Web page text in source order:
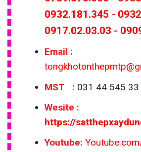
gãy khi chịu tác động mạnh.
Máng xối inox nhẹ hơn bê
hình theo thiết kế hiện đại. So
ăn mòn, không cần sơn phủ
phí bảo trì.
Với ưu điểm về độ bền,
máng inox 201, 304 là lựa
phố, khách sạn và văn phòng tại
0932.181.345 -
0917.02.03.03 -
Email :
MST : 031 44 545 33
Wesite :
https://
Youtube: